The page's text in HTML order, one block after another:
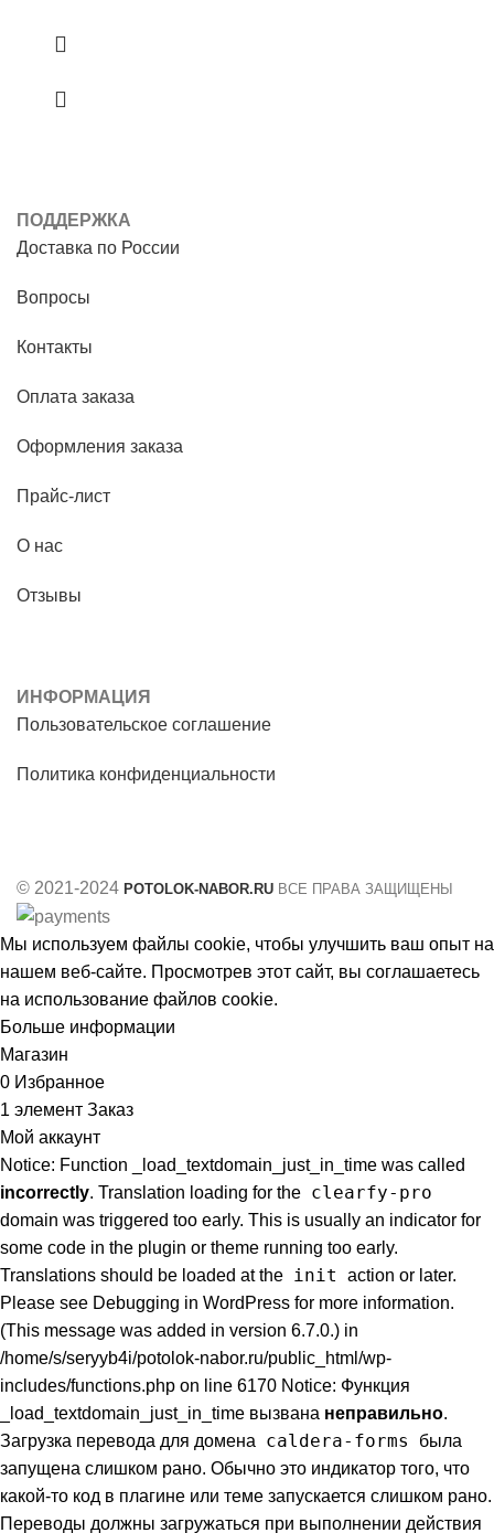
ПОДДЕРЖКА
Доставка по России
Вопросы
Контакты
Оплата заказа
Оформления заказа
Прайс-лист
О нас
Отзывы
ИНФОРМАЦИЯ
Пользовательское соглашение
Политика конфиденциальности
© 2021-2024 POTOLOK-NABOR.RU ВСЕ ПРАВА ЗАЩИЩЕНЫ
Мы используем файлы cookie, чтобы улучшить ваш опыт на
нашем веб-сайте. Просмотрев этот сайт, вы соглашаетесь
на использование файлов cookie.
Больше информации
Магазин
0 Избранное
1 элемент Заказ
Мой аккаунт
Notice: Function _load_textdomain_just_in_time was called
incorrectly. Translation loading for the clearfy-pro
domain was triggered too early. This is usually an indicator for
some code in the plugin or theme running too early.
Translations should be loaded at the init
action or later.
Please see Debugging in WordPress for more information.
(This message was added in version 6.7.0.) in
/home/s/seryyb4i/potolok-nabor.ru/public_html/wp-
includes/functions.php on line 6170 Notice: Функция
_load_textdomain_just_in_time вызвана неправильно.
Загрузка перевода для домена
caldera-forms
была
запущена слишком рано. Обычно это индикатор того, что
какой-то код в плагине или теме запускается слишком рано.
Переводы должны загружаться при выполнении действия